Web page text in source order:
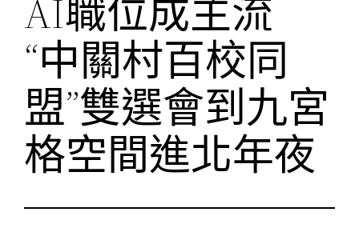
AI職位成主流
“中關村百校同
盟”雙選會到九宮
格空間進北年夜